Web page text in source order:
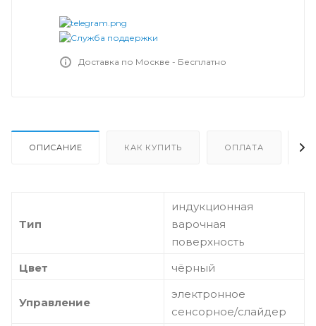
Доставка по Москве - Бесплатно
ОПИСАНИЕ КАК КУПИТЬ ОПЛАТА
Тип
индукционная
варочная
поверхность
Цвет
чёрный
Управление
электронное
сенсорное/слайдер